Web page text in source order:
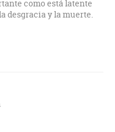
por parte de las
de la obra,
una estadía en
de su propio
figura de Tadzio genera
erótico" que se
delicadeza, sin caer en
como está latente
desgracia y la muerte.